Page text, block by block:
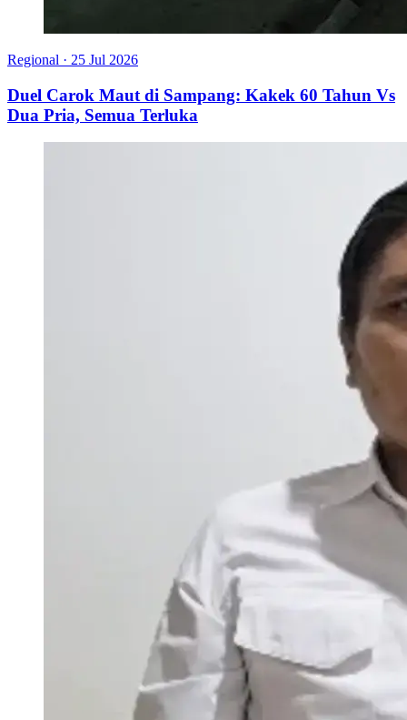
Regional · 25 Jul 2026
Duel Carok Maut di Sampang: Kakek 60 Tahun Vs
Dua Pria, Semua Terluka